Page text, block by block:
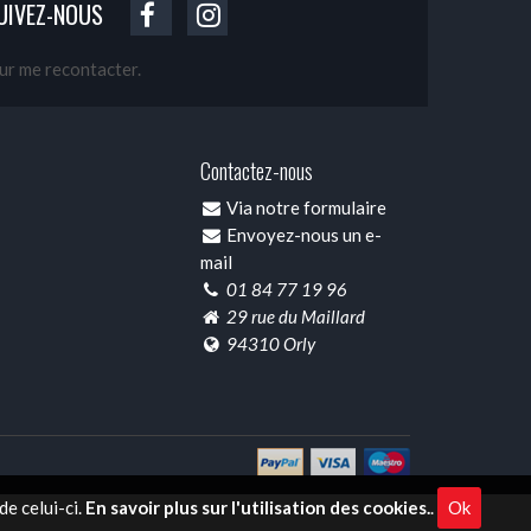
celui-ci. En savoir plus sur l'utilisation des cookies.. Ok
NOUS
me recontacter.
Contactez-nous
Via notre formulaire
Envoyez-nous un e-
mail
01 84 77 19 96
29 rue du Maillard
94310 Orly